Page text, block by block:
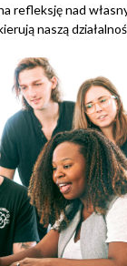
refleksję nad
naszą